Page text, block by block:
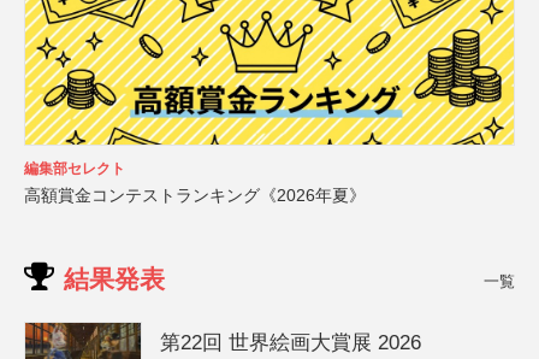
編集部セレクト
高額賞金コンテストランキング《2026年夏》
結果発表 一覧
第22回 世界絵画大賞展 2026